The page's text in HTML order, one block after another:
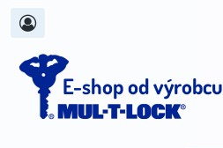
E-shop od výrobcu